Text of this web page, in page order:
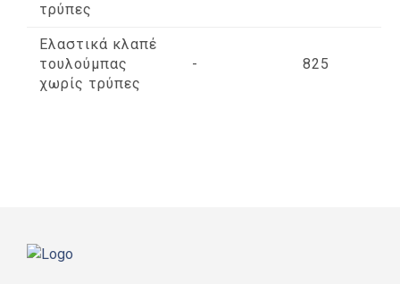
τρύπες
Ελαστικά κλαπέ
τουλούμπας
χωρίς τρύπες
- 825